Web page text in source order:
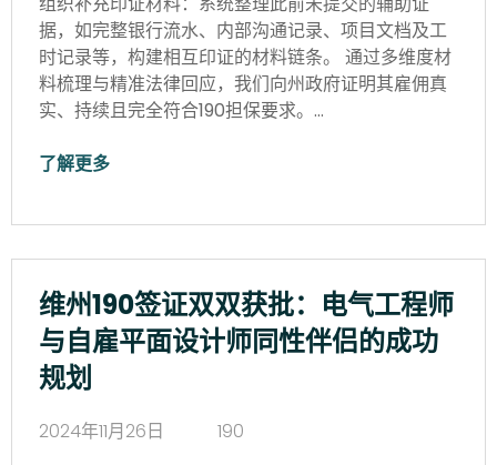
据，如完整银行流水、内部沟通记录、项目文档及工
时记录等，构建相互印证的材料链条。 通过多维度材
料梳理与精准法律回应，我们向州政府证明其雇佣真
实、持续且完全符合190担保要求。…
了解更多
维州190签证双双获批：电气工程师
与自雇平面设计师同性伴侣的成功
规划
2024年11月26日
190